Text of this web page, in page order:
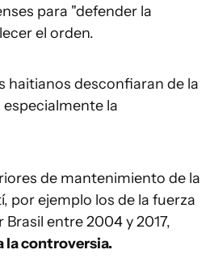
para "defender la
el orden.
haitianos desconfiaran de la
la
de mantenimiento de la
por ejemplo los de la fuerza
entre 2004 y 2017,
la controversia.